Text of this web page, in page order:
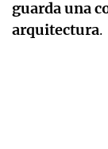
guarda una
arquitectura.